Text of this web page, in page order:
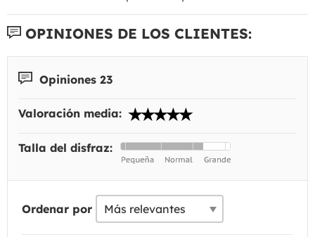
OPINIONES DE LOS CLIENTES:
Opiniones 23
Valoración media:
Talla del disfraz:
Ordenar por